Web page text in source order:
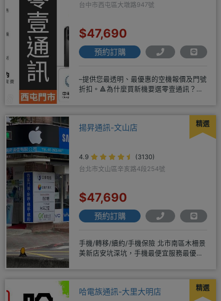
台中市西屯區大墩路947號
$47,690
預約訂購
–提供您最透明、最優惠的空機報價及門號
折扣。🔺為什麼買新機要選零壹通訊？
精選
揚昇通訊-文山店
4.9
(3130)
台北市文山區辛亥路4段254號
$47,690
預約訂購
手機/轉移/續約/手機保險 北市南區木柵景
美新店安坑深坑，手機最便宜服務最優
精選
哈電族通訊-大里大明店